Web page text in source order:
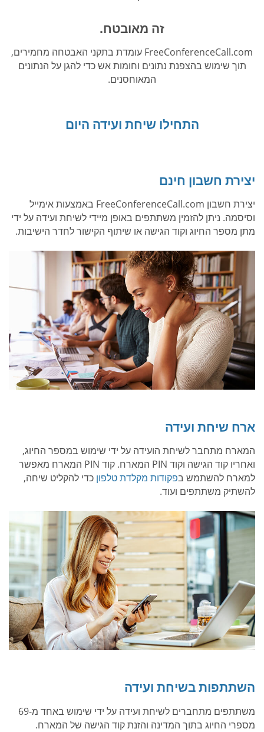
זה מאובטח.
FreeConferenceCall.com עומדת בתקני האבטחה מחמירים,
תוך שימוש בהצפנת נתונים וחומות אש כדי להגן על הנתונים
המאוחסנים.
התחילו שיחת ועידה היום
יצירת חשבון חינם
יצירת חשבון FreeConferenceCall.com באמצעות אימייל
וסיסמה. ניתן להזמין משתתפים באופן מיידי לשיחת ועידה על ידי
מתן מספר החיוג וקוד הגישה או שיתוף הקישור לחדר הישיבות.
ארח שיחת ועידה
המארח מתחבר לשיחת הועידה על ידי שימוש במספר החיוג,
ואחריו קוד הגישה וקוד PIN המארח. קוד PIN המארח מאפשר
למארח להשתמש בפקודות מקלדת טלפון כדי להקליט שיחה,
להשתיק משתתפים ועוד.
השתתפות בשיחת ועידה
משתתפים מתחברים לשיחת ועידה על ידי שימוש באחד מ-69
מספרי החיוג בתוך המדינה והזנת קוד הגישה של המארח.